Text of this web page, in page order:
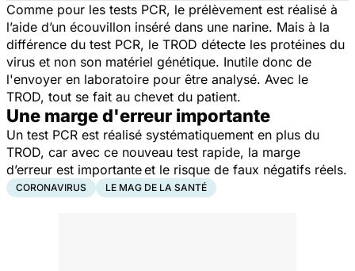
Comme pour les tests PCR, le prélèvement est réalisé à
l’aide d’un écouvillon inséré dans une narine. Mais à la
différence du test PCR, le TROD détecte les protéines du
virus et non son matériel génétique. Inutile donc de
l'envoyer en laboratoire pour être analysé. Avec le
TROD, tout se fait au chevet du patient.
Une marge d'erreur importante
Un test PCR est réalisé systématiquement en plus du
TROD, car avec ce nouveau test rapide, la marge
d’erreur est importante et le risque de faux négatifs réels.
CORONAVIRUS LE MAG DE LA SANTÉ